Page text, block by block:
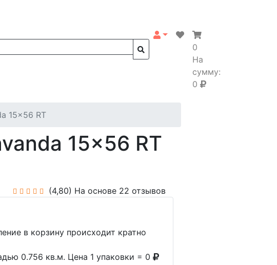
0
На
сумму:
0
15x56 RT
15x56 RT
(4,80) На основе 22 отзывов
в корзину происходит кратно
0.756 кв.м. Цена 1 упаковки = 0